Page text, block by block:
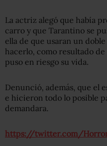
La actriz alegó que había
carro y que Tarantino se
ella de que usaran un
hacerlo, como resultado
puso en riesgo su vida.
Denunció, además, que el
e hicieron todo lo posible
demandara.
https://twitter.com/